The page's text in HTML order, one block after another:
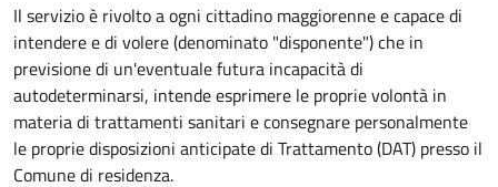
Il servizio è rivolto a ogni cittadino maggiorenne e capace di
intendere e di volere (denominato "disponente") che in
previsione di un'eventuale futura incapacità di
autodeterminarsi, intende esprimere le proprie volontà in
materia di trattamenti sanitari e consegnare personalmente
le proprie disposizioni anticipate di Trattamento (DAT) presso il
Comune di residenza.